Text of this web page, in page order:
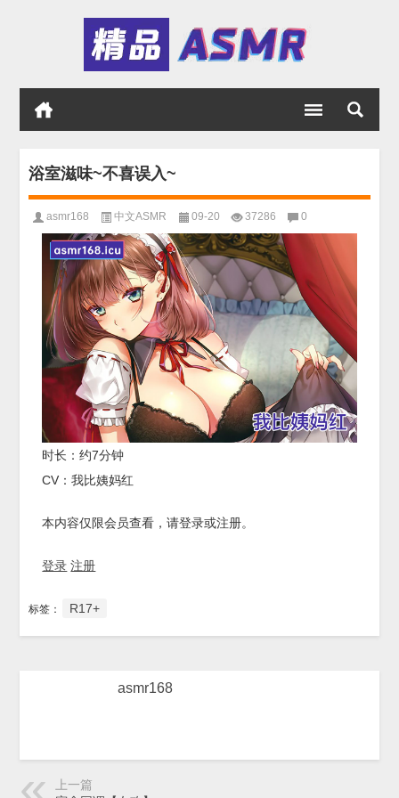
浴室滋味~不喜误入~
asmr168 中文ASMR 09-20 37286 0
时长：约7分钟
CV：我比姨妈红
本内容仅限会员查看，请登录或注册。
登录 注册
标签： R17+
asmr168
上一篇